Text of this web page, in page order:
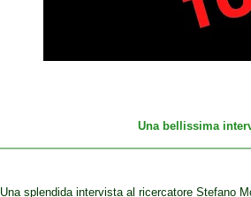
Una bellissima
Una splendida intervista al ricercatore Stefano